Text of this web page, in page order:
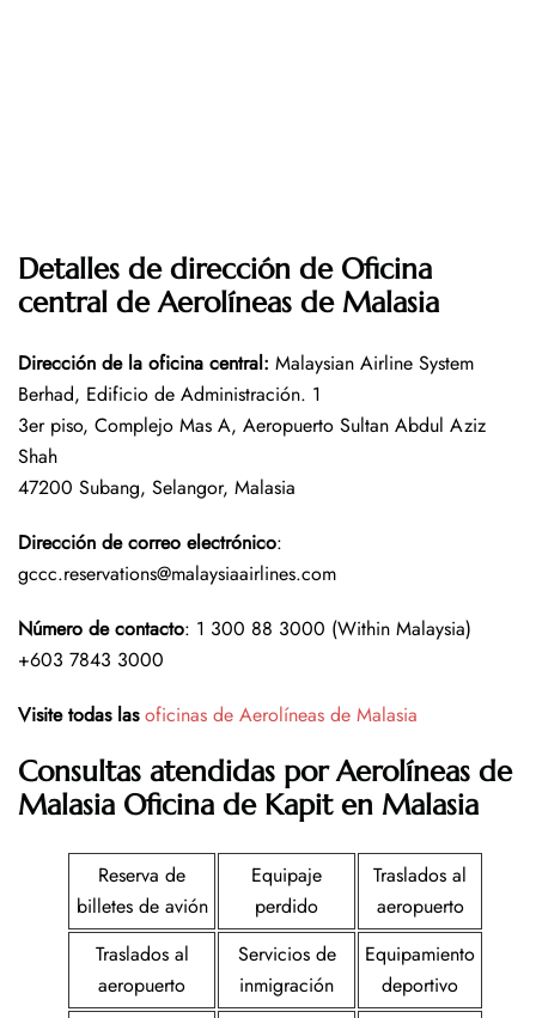
Detalles de dirección de Oficina
central de Aerolíneas de Malasia
Dirección de la oficina central: Malaysian Airline System
Berhad, Edificio de Administración. 1
3er piso, Complejo Mas A, Aeropuerto Sultan Abdul Aziz
Shah
47200 Subang, Selangor, Malasia
Dirección de correo electrónico:
gccc.reservations@malaysiaairlines.com
Número de contacto: 1 300 88 3000 (Within Malaysia)
+603 7843 3000
Visite todas las oficinas de Aerolíneas de Malasia
Consultas atendidas por Aerolíneas de
Malasia Oficina de Kapit en Malasia
Reserva de
billetes de avión
Equipaje
perdido
Traslados al
aeropuerto
Traslados al
aeropuerto
Servicios de
inmigración
Equipamiento
deportivo